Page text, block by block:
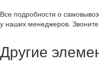
Все подробности о
у наших менеджеров.
Другие